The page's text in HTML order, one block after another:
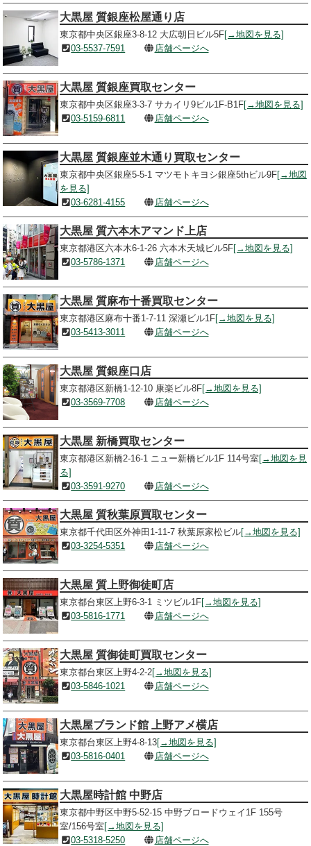
大黒屋 質銀座松屋通り店
東京都中央区銀座3-8-12 大広朝日ビル5F[→地図を見る]
03-5537-7591
店舗ページへ
大黒屋 質銀座買取センター
東京都中央区銀座3-3-7 サカイリ9ビル1F-B1F[→地図を見る]
03-5159-6811
店舗ページへ
大黒屋 質銀座並木通り買取センター
東京都中央区銀座5-5-1 マツモトキヨシ銀座5thビル9F[→地図
を見る]
03-6281-4155
店舗ページへ
大黒屋 質六本木アマンド上店
東京都港区六本木6-1-26 六本木天城ビル5F[→地図を見る]
03-5786-1371
店舗ページへ
大黒屋 質麻布十番買取センター
東京都港区麻布十番1-7-11 深瀬ビル1F[→地図を見る]
03-5413-3011
店舗ページへ
大黒屋 質銀座口店
東京都港区新橋1-12-10 康楽ビル8F[→地図を見る]
03-3569-7708
店舗ページへ
大黒屋 新橋買取センター
東京都港区新橋2-16-1 ニュー新橋ビル1F 114号室 [→地図を見
る]
03-3591-9270
店舗ページへ
大黒屋 質秋葉原買取センター
東京都千代田区外神田1-11-7 秋葉原家松ビル[→地図を見る]
03-3254-5351
店舗ページへ
大黒屋 質上野御徒町店
東京都台東区上野6-3-1 ミツビル1F[→地図を見る]
03-5816-1771
店舗ページへ
大黒屋 質御徒町買取センター
東京都台東区上野4-2-2[→地図を見る]
03-5846-1021
店舗ページへ
大黒屋ブランド館 上野アメ横店
東京都台東区上野4-8-13[→地図を見る]
03-5816-0401
店舗ページへ
大黒屋時計館 中野店
東京都中野区中野5-52-15 中野ブロードウェイ1F 155号
室/156号室 [→地図を見る]
03-5318-5250
店舗ページへ